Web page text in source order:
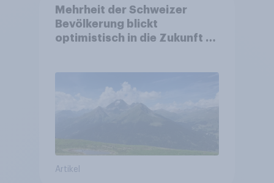
Mehrheit der Schweizer
Bevölkerung blickt
optimistisch in die Zukunft –
Altersvorsorge
Artikel